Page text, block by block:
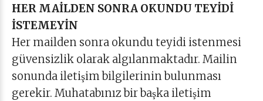
HER MAİLDEN SONRA OKUNDU TEYİDİ
İSTEMEYİN
Her mailden sonra okundu teyidi istenmesi
güvensizlik olarak algılanmaktadır. Mailin
sonunda iletişim bilgilerinin bulunması
gerekir. Muhatabınız bir başka iletişim